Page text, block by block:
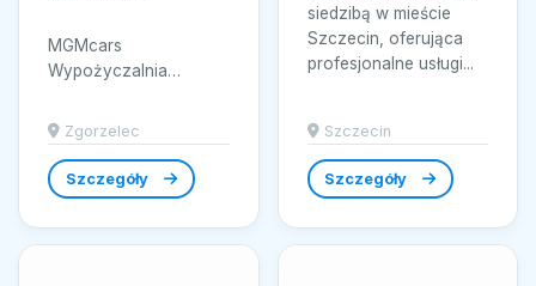
MGMcars
Wypożyczalnia
Zgorzelcu oferuje
szeroki wachlarz
usług, zapewniając
klientom pełną...
Zgorzelec
Szczegóły
siedzibą w mieście
Szczecin, oferująca
profesjonalne usługi...
Szczecin
Szczegóły